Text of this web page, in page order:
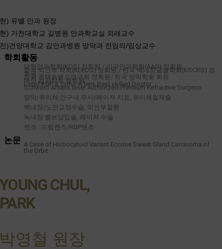
현) 유밸 안과 원장
현) 가천대학교 길병원 안과학교실 외래교수
전)건양대학교 김안과병원 망막과 전임의/임상교수
학회활동
대한안과학회(KOS) 정회원 / 미국안과학회(AAO) 정회원
한국 외안부 학회(KEEDS) 정회원 / 한국 백내장굴절학회(KSCRS) 정
회원
한국 콘택트렌즈연구회 정회원/ 한국 망막학회 회원
대한 검안학회 정회원
Lucid RGP & Ortho-K lens Best skilled Doctor
Schwind Amaris laser Authorized-Premium Refractive Surgeon
망막/유리체 안구내 주사/레이져 치료, 유리체절제술
백내장/노안교정수술, 외안부질환
녹내장 밸브삽입술, 레이져 수술
렌즈 : 드림렌즈/RGP렌즈
논문 A Case of Histiocytoid Variant Eccrine Sweat Gland Carcinoma of
the Orbit
YOUNG CHUL,
PARK
영철 원장